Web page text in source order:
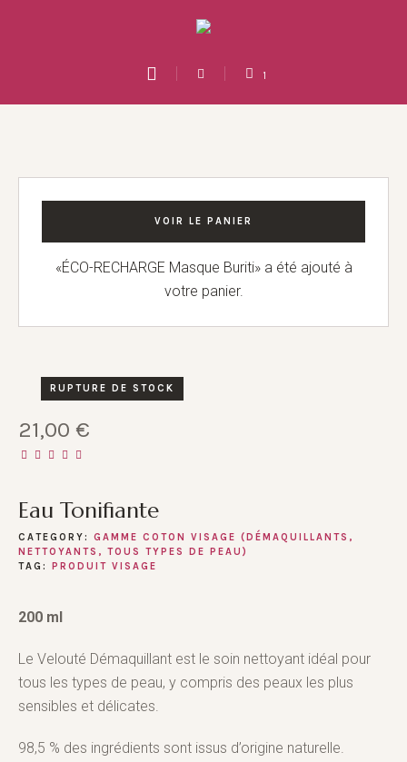
1
VOIR LE PANIER
«ÉCO-RECHARGE Masque Buriti» a été ajouté à
votre panier.
RUPTURE DE STOCK
21,00 €
Eau Tonifiante
CATEGORY: GAMME COTON VISAGE (DÉMAQUILLANTS,
NETTOYANTS, TOUS TYPES DE PEAU)
TAG:
PRODUIT VISAGE
200 ml
Le Velouté Démaquillant est le soin nettoyant idéal pour
tous les types de peau, y compris des peaux les plus
sensibles et délicates.
98,5 % des ingrédients sont issus d’origine naturelle.